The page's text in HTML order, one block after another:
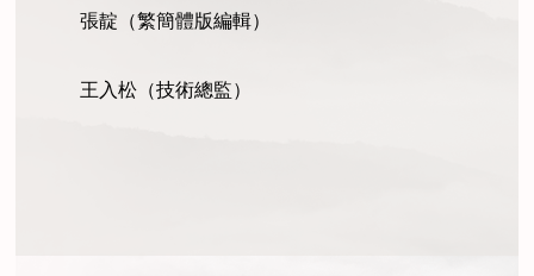
張靛（繁簡體版編輯）
王入松（技術總監）